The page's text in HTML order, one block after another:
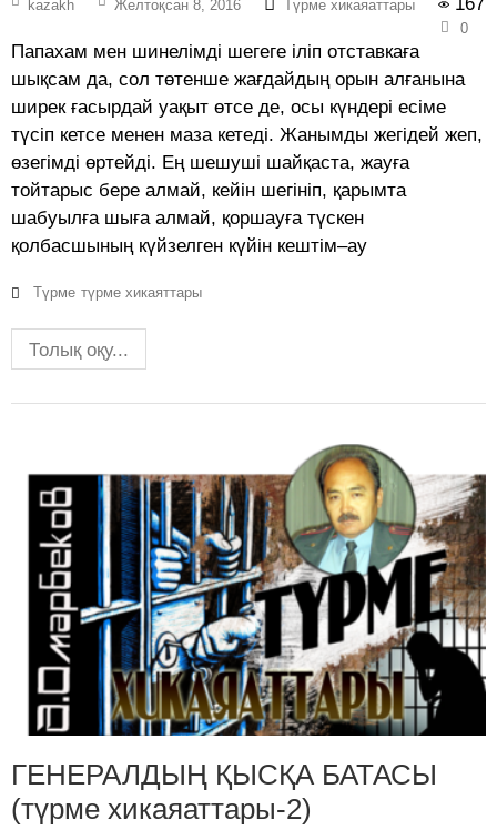
kazakh Желтоқсан 8, 2016 Түрме хикаяаттары 167
0
Папахам мен шинелімді шегеге іліп отставкаға
шықсам да, сол төтенше жағдайдың орын алғанына
ширек ғасырдай уақыт өтсе де, осы күндері есіме
түсіп кетсе менен маза кетеді. Жанымды жегідей жеп,
өзегімді өртейді. Ең шешуші шайқаста, жауға
тойтарыс бере алмай, кейін шегініп, қарымта
шабуылға шыға алмай, қоршауға түскен
қолбасшының күйзелген күйін кештім–ау
Түрме түрме хикаяттары
Толық оқу...
ГЕНЕРАЛДЫҢ ҚЫСҚА БАТАСЫ
(түрме хикаяаттары-2)